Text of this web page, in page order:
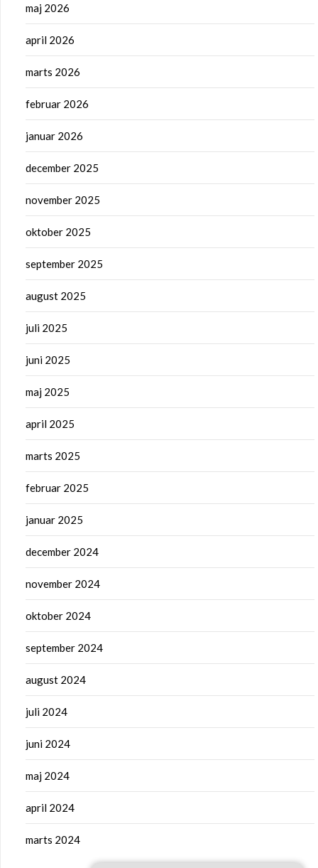
maj 2026
april 2026
marts 2026
februar 2026
januar 2026
december 2025
november 2025
oktober 2025
september 2025
august 2025
juli 2025
juni 2025
maj 2025
april 2025
marts 2025
februar 2025
januar 2025
december 2024
november 2024
oktober 2024
september 2024
august 2024
juli 2024
juni 2024
maj 2024
april 2024
marts 2024